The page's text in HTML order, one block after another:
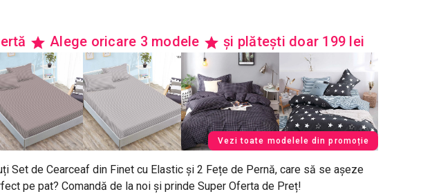
Alege oricare 3 modele și plătești doar 199 lei
Vezi toate modelele din promoție
Set de Cearceaf din Finet cu Elastic și 2 Fețe de Pernă, care să se așeze
pe pat? Comandă de la noi și prinde Super Oferta de Preț!